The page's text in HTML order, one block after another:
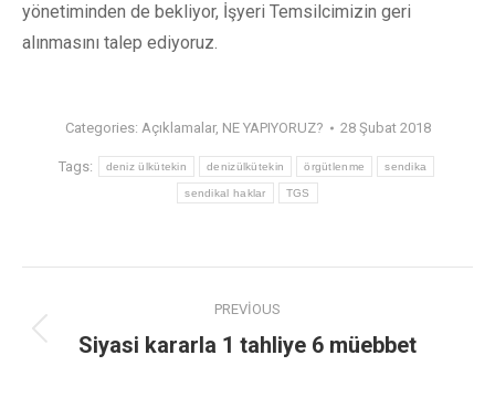
yönetiminden de bekliyor, İşyeri Temsilcimizin geri
alınmasını talep ediyoruz.
Categories: Açıklamalar, NE YAPIYORUZ? 28 Şubat 2018
Tags: deniz ülkütekin denizülkütekin örgütlenme sendika
sendikal haklar TGS
PREVIOUS
Siyasi kararla 1 tahliye 6 müebbet